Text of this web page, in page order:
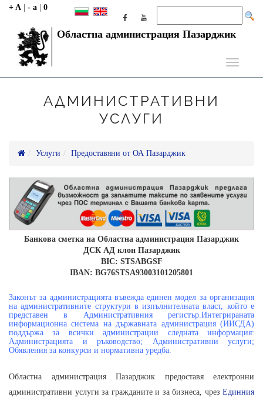
+ A - a 0
Областна администрация Пазарджик
Toggle
АДМИНИСТРАТИВНИ
УСЛУГИ
Услуги Предоставяни от ОА Пазарджик
Банкова сметка на Областна администрация Пазарджик
ДСК АД клон Пазарджик
BIC: STSABGSF
IBAN: BG76STSA93003101205801
Законът за администрацията въвежда единен модел за организация
на административните структури в изпълнителната власт, който е
представен в Административния регистър.Интегрираната
информационна система на държавната администрация (ИИСДА)
поддържа за всички администрации следната информация:
Администрацията и ръководство; Административни услуги;
Обявления за конкурси и нормативна уредба.
Областна администрация Пазарджик предоставя електронни
административни услуги за гражданите и за бизнеса, чрез Единния